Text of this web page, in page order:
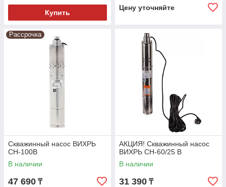
Купить
Цену уточняйте
Рассрочка
Скважинный насос ВИХРЬ
СН-100В
В наличии
47 690 ₸
АКЦИЯ! Скважинный насос
ВИХРЬ СН-60/25 В
В наличии
31 390 ₸